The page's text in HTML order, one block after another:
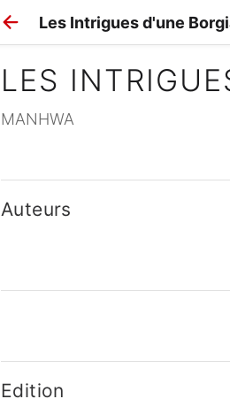
Les Intrigues d'une
LES
MANHWA
Auteurs
Edition